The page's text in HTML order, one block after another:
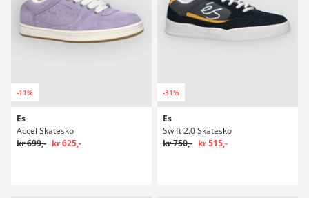
-11%
Es
Accel Skatesko
kr 699,- kr 625,-
-31%
Es
Swift 2.0 Skatesko
kr 750,- kr 515,-